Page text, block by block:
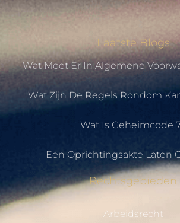
Laatste Blogs
Wat Moet Er In Algemene
Wat Zijn De Regels Rondom
Wat Is Geheimcode
Een Oprichtingsakte Laten
Rechtsgebieden
Arbeidsrecht